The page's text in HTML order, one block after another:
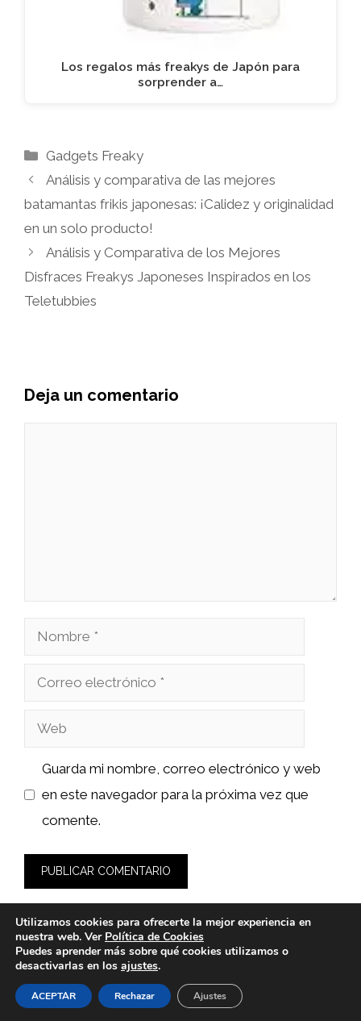
Los regalos más freakys de Japón para
sorprender a…
Categorías
Gadgets Freaky
Análisis y comparativa de las mejores
batamantas frikis japonesas: ¡Calidez y originalidad
en un solo producto!
Análisis y Comparativa de los Mejores
Disfraces Freakys Japoneses Inspirados en los
Teletubbies
Deja un comentario
Nombre
Correo
Web
Guarda mi nombre, correo electrónico y web
en este navegador para la próxima vez que
comente.
© 2026 sushiyakuza.es -Política de Privacidad y Aviso Legal
-Política de cookies
Utilizamos cookies para ofrecerte la mejor experiencia en
nuestra web. Ver Política de Cookies
Puedes aprender más sobre qué cookies utilizamos o
desactivarlas en los ajustes.
ACEPTAR Rechazar Ajustes